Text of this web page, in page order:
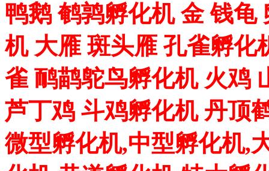
鸭鹅 鹌鹑孵化机 金 钱龟
机 大雁 斑头雁 孔雀孵化
雀 鸸鹋鸵鸟孵化机 火鸡
芦丁鸡 斗鸡孵化机 丹顶
微型孵化机,中型孵化机,